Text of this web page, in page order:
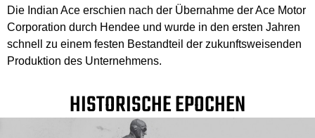
Die Indian Ace erschien nach der Übernahme der Ace Motor
Corporation durch Hendee und wurde in den ersten Jahren
schnell zu einem festen Bestandteil der zukunftsweisenden
Produktion des Unternehmens.
HISTORISCHE EPOCHEN